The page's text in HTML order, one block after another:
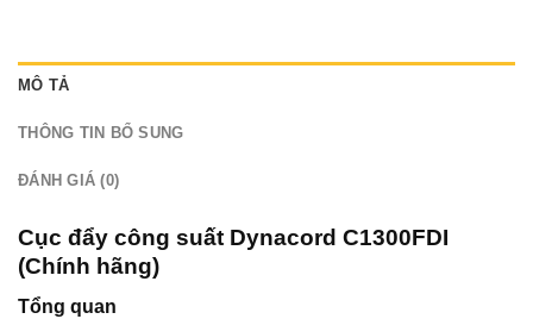
MÔ TẢ
THÔNG TIN BỔ SUNG
ĐÁNH GIÁ (0)
Cục đẩy công suất Dynacord C1300FDI
(Chính hãng)
Tổng quan